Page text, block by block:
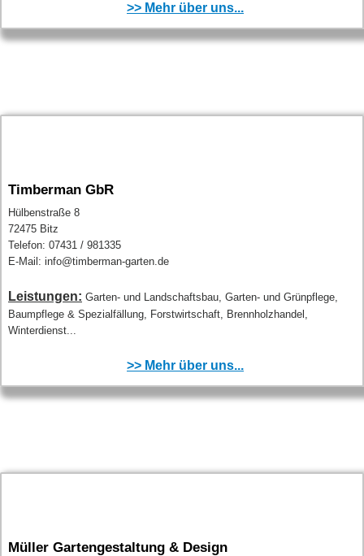
>> Mehr über uns...
Timberman GbR
Hülbenstraße 8
72475 Bitz
Telefon: 07431 / 981335
E-Mail: info@timberman-garten.de
Leistungen: Garten- und Landschaftsbau, Garten- und Grünpflege,
Baumpflege & Spezialfällung, Forstwirtschaft, Brennholzhandel,
Winterdienst...
>> Mehr über uns...
Müller Gartengestaltung & Design